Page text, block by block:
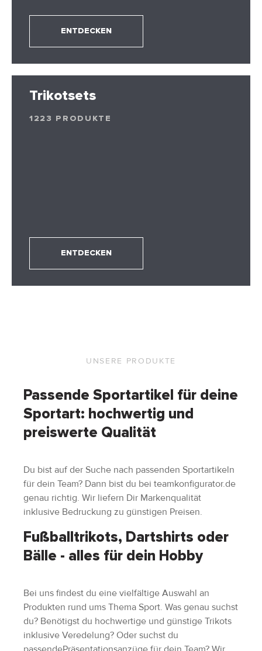
ENTDECKEN
Trikotsets
1223 PRODUKTE
ENTDECKEN
UNSERE PRODUKTE
Passende Sportartikel für deine
Sportart: hochwertig und
preiswerte Qualität
Du bist auf der Suche nach passenden Sportartikeln
für dein Team? Dann bist du bei teamkonfigurator.de
genau richtig. Wir liefern Dir Markenqualität
inklusive Bedruckung zu günstigen Preisen.
Fußballtrikots, Dartshirts oder
Bälle - alles für dein Hobby
Bei uns findest du eine vielfältige Auswahl an
Produkten rund ums Thema Sport. Was genau suchst
du? Benötigst du hochwertige und günstige Trikots
inklusive Veredelung? Oder suchst du